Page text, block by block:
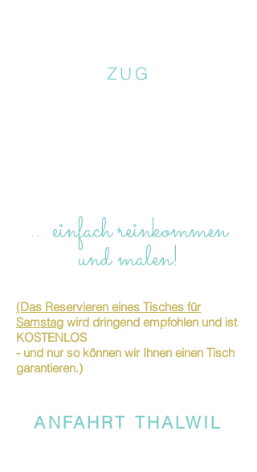
ZUG
… einfach reinkommen
und malen!
(Das Reservieren eines Tisches für
Samstag wird dringend empfohlen und ist
KOSTENLOS
- und nur so können wir Ihnen einen Tisch
garantieren.)
ANFAHRT THALWIL